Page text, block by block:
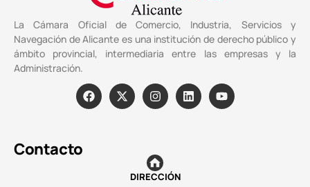
La Cámara Oficial de Comercio, Industria, Servicios y
Navegación de Alicante es una institución de derecho público y
ámbito provincial, intermediaria entre las empresas y la
Administración.
Contacto
DIRECCIÓN